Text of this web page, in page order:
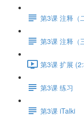
第3课 注释（
第3课 注释（
第3课 扩展
第3课 练习
第3课 iTalki